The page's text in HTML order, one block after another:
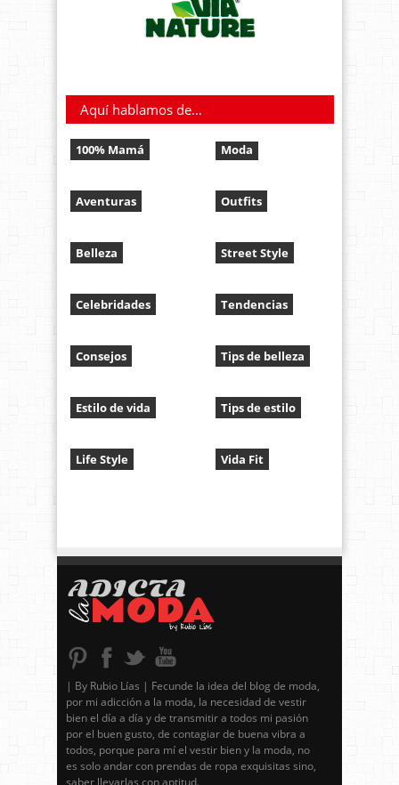
Aquí hablamos de…
100% Mamá
Aventuras
Belleza
Celebridades
Consejos
Estilo de vida
Life Style
Moda
Outfits
Street Style
Tendencias
Tips de belleza
Tips de estilo
Vida Fit
| By Rubio Lías | Fecunde la idea del blog de moda,
por mi adicción a la moda, la necesidad de vestir
bien el día a día y de transmitir a todos mi pasión
por el buen gusto, de contagiar de buena vibra a
todos, porque para mí el vestir bien y la moda, no
es solo andar con prendas de ropa exquisitas sino,
saber llevarlas con aptitud.